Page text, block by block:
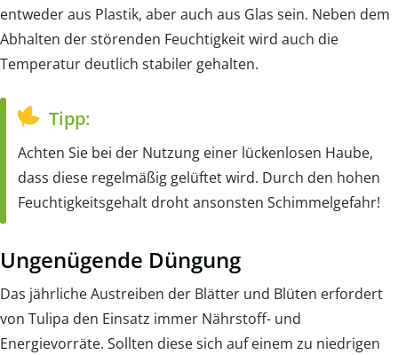
entweder aus Plastik, aber auch aus Glas sein. Neben dem
Abhalten der störenden Feuchtigkeit wird auch die
Temperatur deutlich stabiler gehalten.
Tipp:
Achten Sie bei der Nutzung einer lückenlosen Haube,
dass diese regelmäßig gelüftet wird. Durch den hohen
Feuchtigkeitsgehalt droht ansonsten Schimmelgefahr!
Ungenügende Düngung
Das jährliche Austreiben der Blätter und Blüten erfordert
von Tulipa den Einsatz immer Nährstoff- und
Energievorräte. Sollten diese sich auf einem zu niedrigen